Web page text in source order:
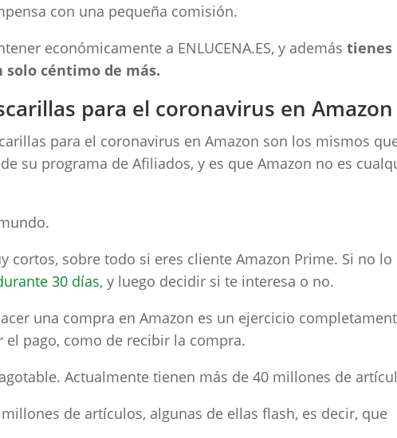
con una pequeña comisión.
económicamente a ENLUCENA.ES, y ademástienes
solo céntimo de más.
para el coronavirus en Amazon
para el coronavirus en Amazon son los mismos
su programa de Afiliados, y es que Amazon no es
cortos, sobre todo si eres cliente Amazon Prime. Si no lo
30 días, y luego decidir si te interesa o no.
una compra en Amazon es un ejercicio
el pago, como de recibir la compra.
Actualmente tienen más de 40 millones de
de artículos, algunas de ellas flash, es decir, que